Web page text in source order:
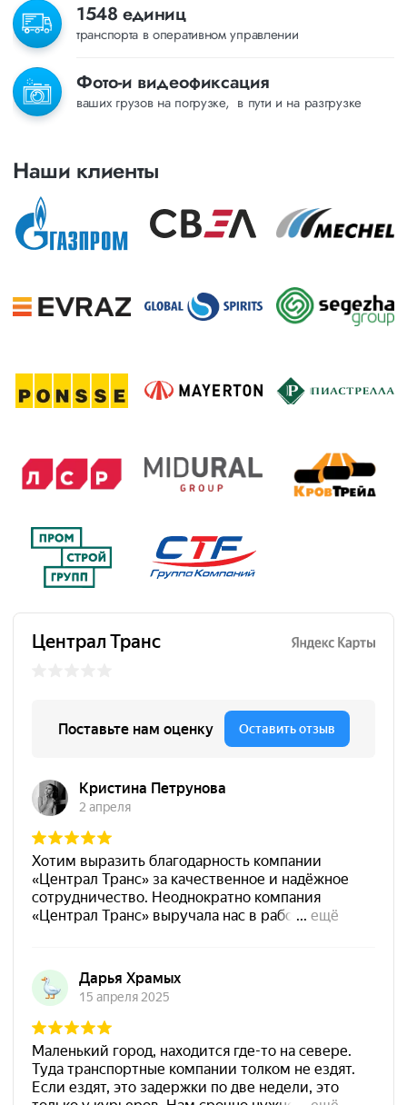
1548 единиц
транспорта в оперативном управлении
Фото-и видеофиксация
ваших грузов на погрузке, в пути и на разгрузке
Наши клиенты